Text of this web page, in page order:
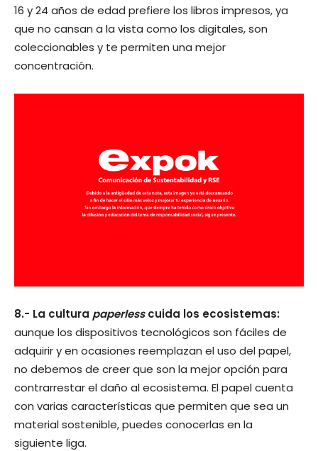
16 y 24 años de edad prefiere los libros impresos, ya
que no cansan a la vista como los digitales, son
coleccionables y te permiten una mejor
concentración.
8.- La cultura paperlesscuida los ecosistemas:
aunque los dispositivos tecnológicos son fáciles de
adquirir y en ocasiones reemplazan el uso del papel,
no debemos de creer que son la mejor opción para
contrarrestar el daño al ecosistema. El papel cuenta
con varias características que permiten que sea un
material sostenible, puedes conocerlas en la
siguiente liga.